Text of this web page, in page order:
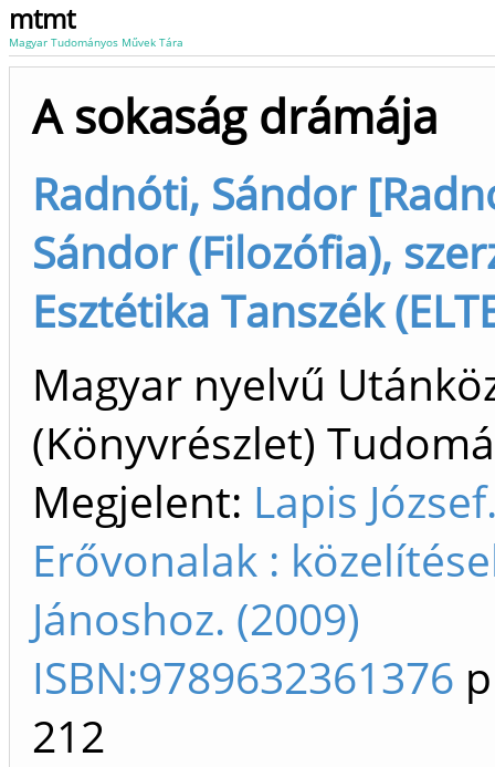
mtmt
Magyar Tudományos Művek Tára
A sokaság drámája
Radnóti, Sándor
Sándor (Filozófia),
Esztétika Tanszék
Magyar nyelvű
(Könyvrészlet)
Megjelent: Lapis
Erővonalak :
Jánoshoz. (2009)
ISBN:9789632361376
212